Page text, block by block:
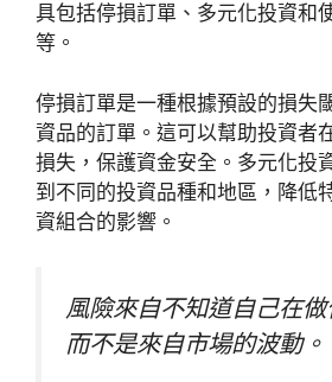
具包括停損訂單、多元化投資和
等。
停損訂單是一種根據預設的損失
資品的訂單。這可以幫助投資者
損失，保護資金安全。多元化投
到不同的投資品種和地區，降低
資組合的影響。
風險來自不知道自己在做
而不是來自市場的波動。